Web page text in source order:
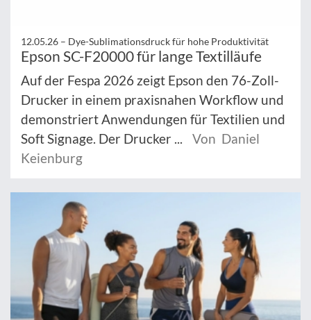
12.05.26 – Dye-Sublimationsdruck für hohe Produktivität
Epson SC-F20000 für lange Textilläufe
Auf der Fespa 2026 zeigt Epson den 76-Zoll-
Drucker in einem praxisnahen Workflow und
demonstriert Anwendungen für Textilien und
Soft Signage. Der Drucker ...
Von Daniel
Keienburg